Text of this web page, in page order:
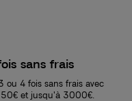
sans frais
ou 4 fois sans frais avec
et jusqu'à 3000€.